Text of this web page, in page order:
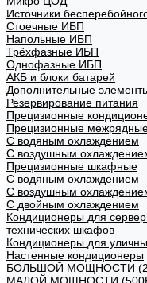
Источники
Стоечные ИБП
Напольные ИБП
Трёхфазные ИБП
Однофазные ИБП
АКБ и блоки батарей
Дополнительные
Резервирование питания
Прецизионные
Прецизионные
С водяным охлаждением
С воздушным
Прецизионные шкафные
С водяным охлаждением
С воздушным
С двойным охлаждением
Кондиционеры для
технических шкафов
Кондиционеры для
Настенные кондиционеры
БОЛЬШОЙ МОЩНОСТИ